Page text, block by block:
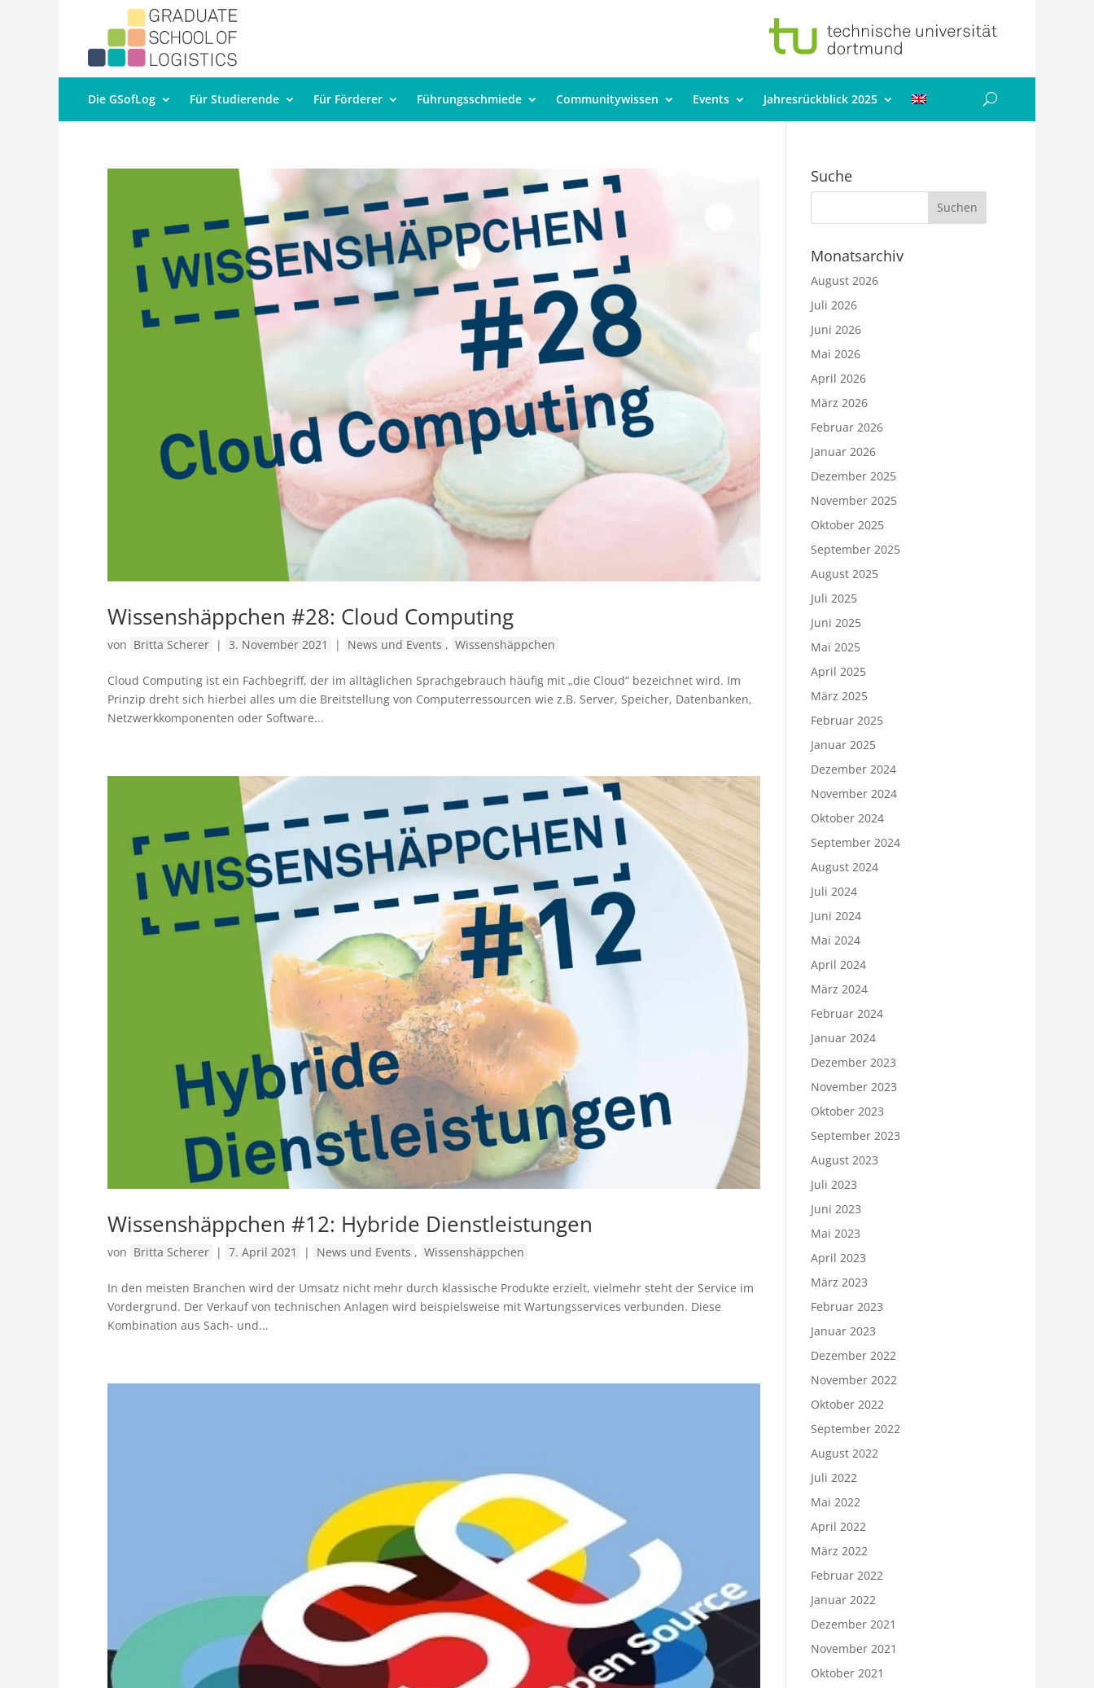
Die GSofLog Für Studierende Für Förderer Führungsschmiede Communitywissen Events Jahresrückblick 2025
Wissenshäppchen #28: Cloud Computing
von Britta Scherer | 3. November 2021 | News und Events , Wissenshäppchen
Cloud Computing ist ein Fachbegriff, der im alltäglichen Sprachgebrauch häufig mit „die Cloud“ bezeichnet wird. Im
Prinzip dreht sich hierbei alles um die Breitstellung von Computerressourcen wie z.B. Server, Speicher, Datenbanken,
Netzwerkkomponenten oder Software...
Wissenshäppchen #12: Hybride Dienstleistungen
von Britta Scherer | 7. April 2021 | News und Events , Wissenshäppchen
In den meisten Branchen wird der Umsatz nicht mehr durch klassische Produkte erzielt, vielmehr steht der Service im
Vordergrund. Der Verkauf von technischen Anlagen wird beispielsweise mit Wartungsservices verbunden. Diese
Kombination aus Sach- und...
Suche
Monatsarchiv
August 2026
Juli 2026
Juni 2026
Mai 2026
April 2026
März 2026
Februar 2026
Januar 2026
Dezember 2025
November 2025
Oktober 2025
September 2025
August 2025
Juli 2025
Juni 2025
Mai 2025
April 2025
März 2025
Februar 2025
Januar 2025
Dezember 2024
November 2024
Oktober 2024
September 2024
August 2024
Juli 2024
Juni 2024
Mai 2024
April 2024
März 2024
Februar 2024
Januar 2024
Dezember 2023
November 2023
Oktober 2023
September 2023
August 2023
Juli 2023
Juni 2023
Mai 2023
April 2023
März 2023
Februar 2023
Januar 2023
Dezember 2022
November 2022
Oktober 2022
September 2022
August 2022
Juli 2022
Mai 2022
April 2022
März 2022
Februar 2022
Januar 2022
Dezember 2021
November 2021
Oktober 2021